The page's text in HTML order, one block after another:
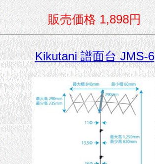
販売価格 1,898円
Kikutani 譜面台 JMS-6